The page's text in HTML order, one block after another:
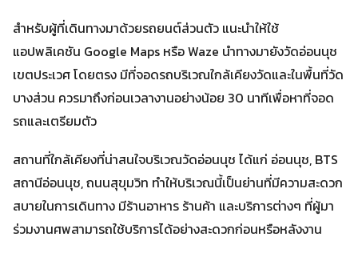
สำหรับผู้ที่เดินทางมาด้วยรถยนต์ส่วนตัว แนะนำให้ใช้
แอปพลิเคชัน Google Maps หรือ Waze นำทางมายังวัดอ่อนนุช
เขตประเวศ โดยตรง มีที่จอดรถบริเวณใกล้เคียงวัดและในพื้นที่วัด
บางส่วน ควรมาถึงก่อนเวลางานอย่างน้อย 30 นาทีเพื่อหาที่จอด
รถและเตรียมตัว
สถานที่ใกล้เคียงที่น่าสนใจบริเวณวัดอ่อนนุช ได้แก่ อ่อนนุช, BTS
สถานีอ่อนนุช, ถนนสุขุมวิท ทำให้บริเวณนี้เป็นย่านที่มีความสะดวก
สบายในการเดินทาง มีร้านอาหาร ร้านค้า และบริการต่างๆ ที่ผู้มา
ร่วมงานศพสามารถใช้บริการได้อย่างสะดวกก่อนหรือหลังงาน